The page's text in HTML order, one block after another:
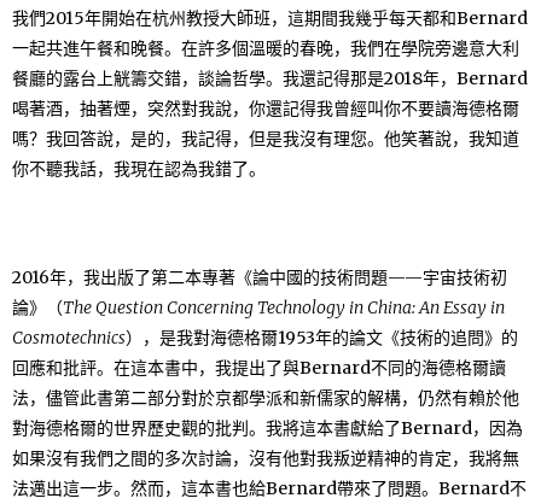
我們2015年開始在杭州教授大師班，這期間我幾乎每天都和Bernard
一起共進午餐和晚餐。在許多個溫暖的春晚，我們在學院旁邊意大利
餐廳的露台上觥籌交錯，談論哲學。我還記得那是2018年，Bernard
喝著酒，抽著煙，突然對我說，你還記得我曾經叫你不要讀海德格爾
嗎？我回答說，是的，我記得，但是我沒有理您。他笑著說，我知道
你不聽我話，我現在認為我錯了。
2016年，我出版了第二本專著《論中國的技術問題——宇宙技術初
論》（The Question Concerning Technology in China: An Essay in
Cosmotechnics），是我對海德格爾1953年的論文《技術的追問》的
回應和批評。在這本書中，我提出了與Bernard不同的海德格爾讀
法，儘管此書第二部分對於京都學派和新儒家的解構，仍然有賴於他
對海德格爾的世界歷史觀的批判。我將這本書獻給了Bernard，因為
如果沒有我們之間的多次討論，沒有他對我叛逆精神的肯定，我將無
法邁出這一步。然而，這本書也給Bernard帶來了問題。Bernard不